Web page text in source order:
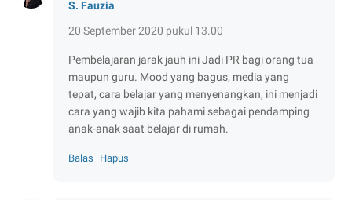
S. Fauzia
20 September 2020 pukul 13.00
Pembelajaran jarak jauh ini Jadi PR bagi orang tua
maupun guru. Mood yang bagus, media yang
tepat, cara belajar yang menyenangkan, ini menjadi
cara yang wajib kita pahami sebagai pendamping
anak-anak saat belajar di rumah.
Balas Hapus